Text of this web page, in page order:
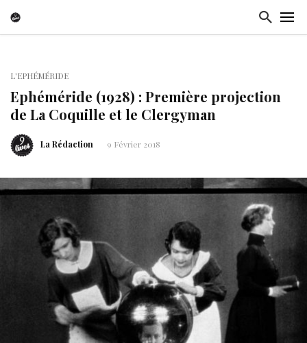
L'EPHÉMÉRIDE
Ephéméride (1928) : Première projection
de La Coquille et le Clergyman
La Rédaction 9 Février 2018